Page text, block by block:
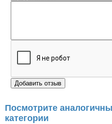
Посмотрите
категории